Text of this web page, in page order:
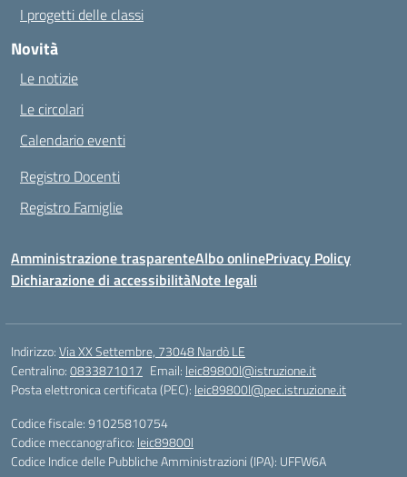
I progetti delle classi
Novità
Le notizie
Le circolari
Calendario eventi
Registro Docenti
Registro Famiglie
Amministrazione trasparenteAlbo onlinePrivacy Policy
Dichiarazione di accessibilitàNote legali
Indirizzo:Via XX Settembre, 73048 Nardò LE
Centralino:0833871017 Email: leic89800l@istruzione.it
Posta elettronica certificata (PEC): leic89800l@pec.istruzione.it
Codice fiscale: 91025810754
Codice meccanografico: leic89800l
Codice Indice delle Pubbliche Amministrazioni (IPA): UFFW6A